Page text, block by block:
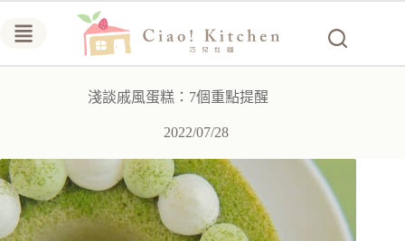
淺談戚風蛋糕：7個重點提醒
2022/07/28